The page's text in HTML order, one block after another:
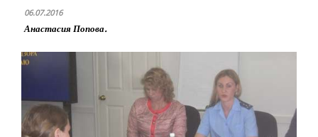
06.07.2016
Анастасия Попова.